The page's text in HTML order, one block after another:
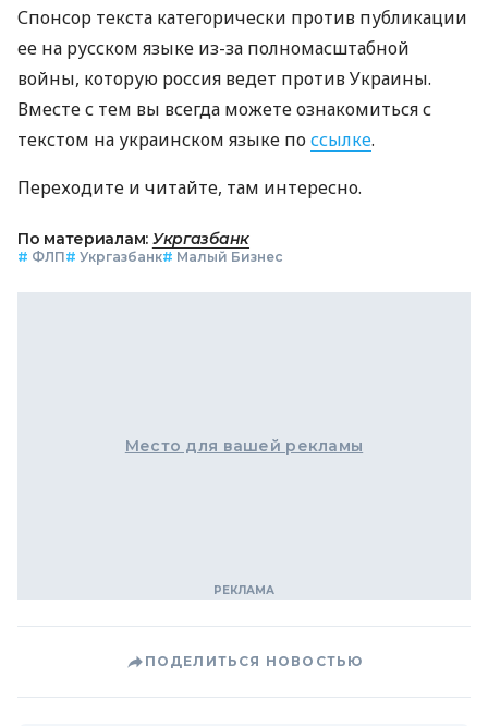
Спонсор текста категорически против публикации
ее на русском языке из-за полномасштабной
войны, которую россия ведет против Украины.
Вместе с тем вы всегда можете ознакомиться с
текстом на украинском языке поссылке.
Переходите и читайте, там интересно.
По материалам: Укргазбанк
# ФЛП# Укргазбанк# Малый Бизнес
Место для вашей рекламы
ПОДЕЛИТЬСЯ НОВОСТЬЮ